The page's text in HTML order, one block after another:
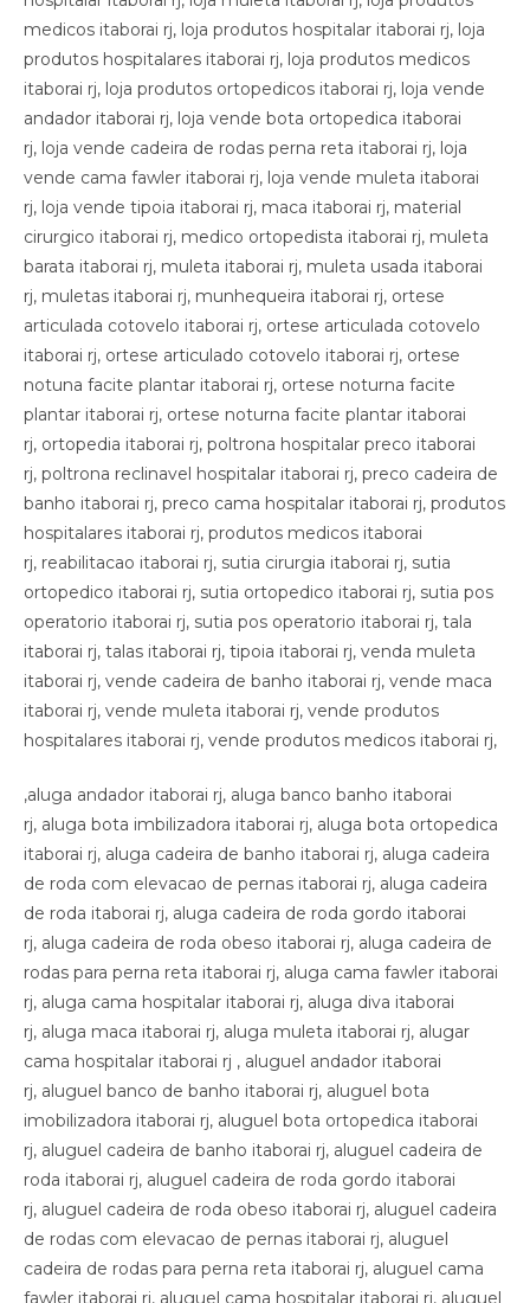
,aluga andador itaborai rj, aluga banco banho itaborai
rj, aluga bota imbilizadora itaborai rj, aluga bota ortopedica
itaborai rj, aluga cadeira de banho itaborai rj, aluga cadeira
de roda com elevacao de pernas itaborai rj, aluga cadeira
de roda itaborai rj, aluga cadeira de roda gordo itaborai
rj, aluga cadeira de roda obeso itaborai rj, aluga cadeira de
rodas para perna reta itaborai rj, aluga cama fawler itaborai
rj, aluga cama hospitalar itaborai rj, aluga diva itaborai
rj, aluga maca itaborai rj, aluga muleta itaborai rj, alugar
cama hospitalar itaborai rj , aluguel andador itaborai
rj, aluguel banco de banho itaborai rj, aluguel bota
imobilizadora itaborai rj, aluguel bota ortopedica itaborai
rj, aluguel cadeira de banho itaborai rj, aluguel cadeira de
roda itaborai rj, aluguel cadeira de roda gordo itaborai
rj, aluguel cadeira de roda obeso itaborai rj, aluguel cadeira
de rodas com elevacao de pernas itaborai rj, aluguel
cadeira de rodas para perna reta itaborai rj, aluguel cama
fawler itaborai rj, aluguel cama hospitalar itaborai rj, aluguel